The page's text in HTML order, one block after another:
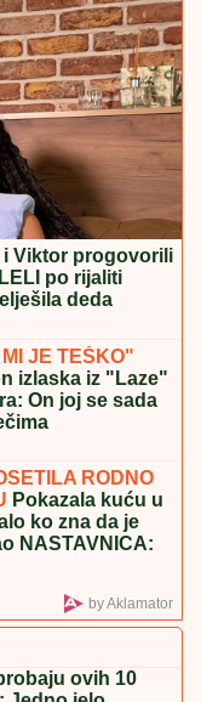
OVAKO
MILIONE
i otvorio
evo šta je pripalo
razvoda
U RASKOŠNOJ
Kuća ima 132
je kao
jedini
čoveka od
REUMATOIDNI
da stradaju i
DAO